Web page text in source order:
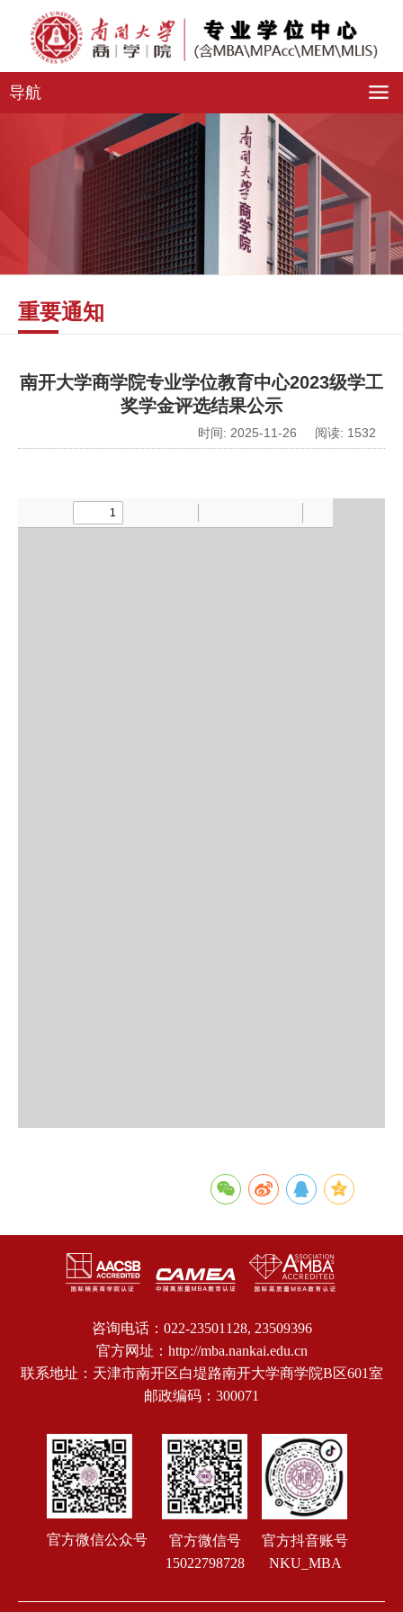
导航
重要通知
南开大学商学院专业学位教育中心2023级学工
奖学金评选结果公示
时间: 2025-11-26 阅读: 1532
咨询电话：022-23501128, 23509396
官方网址：http://mba.nankai.edu.cn
联系地址：天津市南开区白堤路南开大学商学院B区601室
邮政编码：300071
官方微信公众号
官方微信号
15022798728
官方抖音账号
NKU_MBA